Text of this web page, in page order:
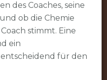
des Coaches, seine
ob die Chemie
stimmt. Eine
ein
für den